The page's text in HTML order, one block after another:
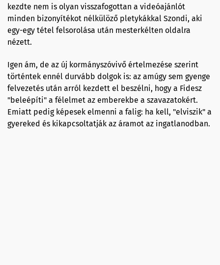
kezdte nem is olyan visszafogottan a videóajánlót
minden bizonyítékot nélkülöző pletykákkal Szondi, aki
egy-egy tétel felsorolása után mesterkélten oldalra
nézett.
Igen ám, de az új kormányszóvivő értelmezése szerint
történtek ennél durvább dolgok is: az amúgy sem gyenge
felvezetés után arról kezdett el beszélni, hogy a Fidesz
"beleépíti" a félelmet az emberekbe a szavazatokért.
Emiatt pedig képesek elmenni a falig: ha kell, "elviszik" a
gyereked és kikapcsoltatják az áramot az ingatlanodban.